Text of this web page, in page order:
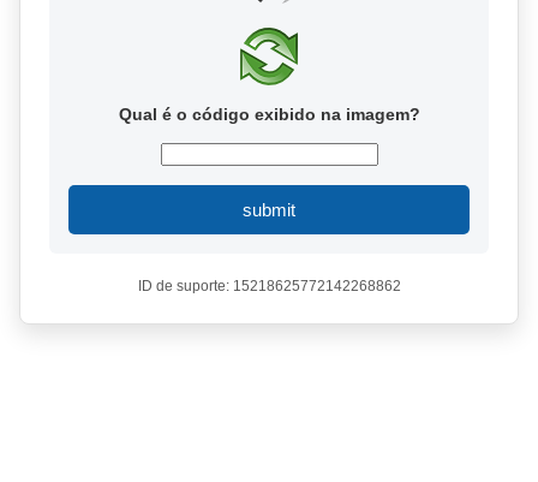
Qual é o código exibido na imagem?
submit
ID de suporte: 15218625772142268862